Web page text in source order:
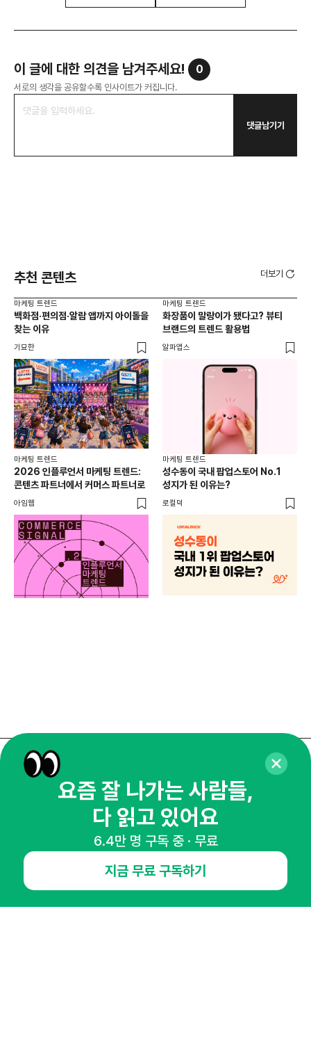
이 글에 대한 의견을 남겨주세요! 0
서로의 생각을 공유할수록 인사이트가 커집니다.
댓글남기기
추천 콘텐츠 더보기
마케팅 트렌드
백화점·편의점·알람 앱까지 아이돌을
찾는 이유
기묘한
마케팅 트렌드
화장품이 말랑이가 됐다고? 뷰티
브랜드의 트렌드 활용법
알파앱스
마케팅 트렌드
2026 인플루언서 마케팅 트렌드:
콘텐츠 파트너에서 커머스 파트너로
아임웹
마케팅 트렌드
성수동이 국내 팝업스토어 No.1
성지가 된 이유는?
로컬덕
매주 화요일 아침,
마케팅 감각을 깨워 드릴게요!
65,043명의 마케터를 성장시키는 뉴스레터
요즘 잘 나가는 사람들,
다 읽고 있어요
6.4만 명 구독 중 · 무료
지금 무료 구독하기